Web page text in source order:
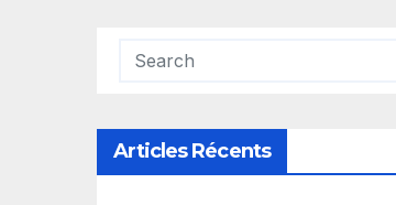
Articles Récents